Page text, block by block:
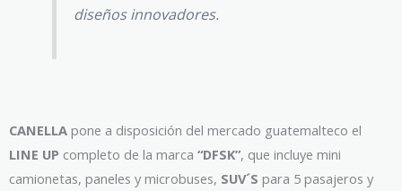
diseños innovadores.
CANELLA pone a disposición del mercado guatemalteco el
LINE UP completo de la marca “DFSK”, que incluye mini
camionetas, paneles y microbuses, SUV´S para 5 pasajeros y